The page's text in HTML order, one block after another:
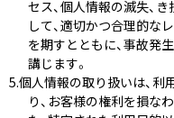
セス、個人情報の滅失、
して、適切かつ合理的な
を期すとともに、事故発
講じます。
個人情報の取り扱いは、
り、お客様の権利を損な